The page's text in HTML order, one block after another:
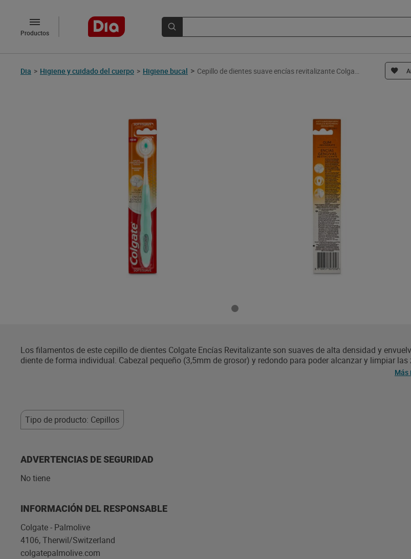
Productos
Dia > Higiene y cuidado del cuerpo > Higiene bucal >
Los filamentos de este cepillo de dientes Colgate Encías Revitalizante son suaves de alta densidad y
diente de forma individual. Cabezal pequeño (3,5mm de grosor) y redondo para poder alcanzar y limpiar las
difícil acceso. Masajea las encías suavemente y crea elevado contenido de espuma para una limpieza
Más
Tipo de producto: Cepillos
ADVERTENCIAS DE SEGURIDAD
No tiene
INFORMACIÓN DEL RESPONSABLE
Colgate - Palmolive
4106, Therwil/Switzerland
colgatepalmolive.com